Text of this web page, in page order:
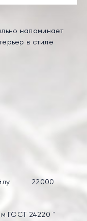
напоминает
в стиле
22000
ГОСТ 24220 "